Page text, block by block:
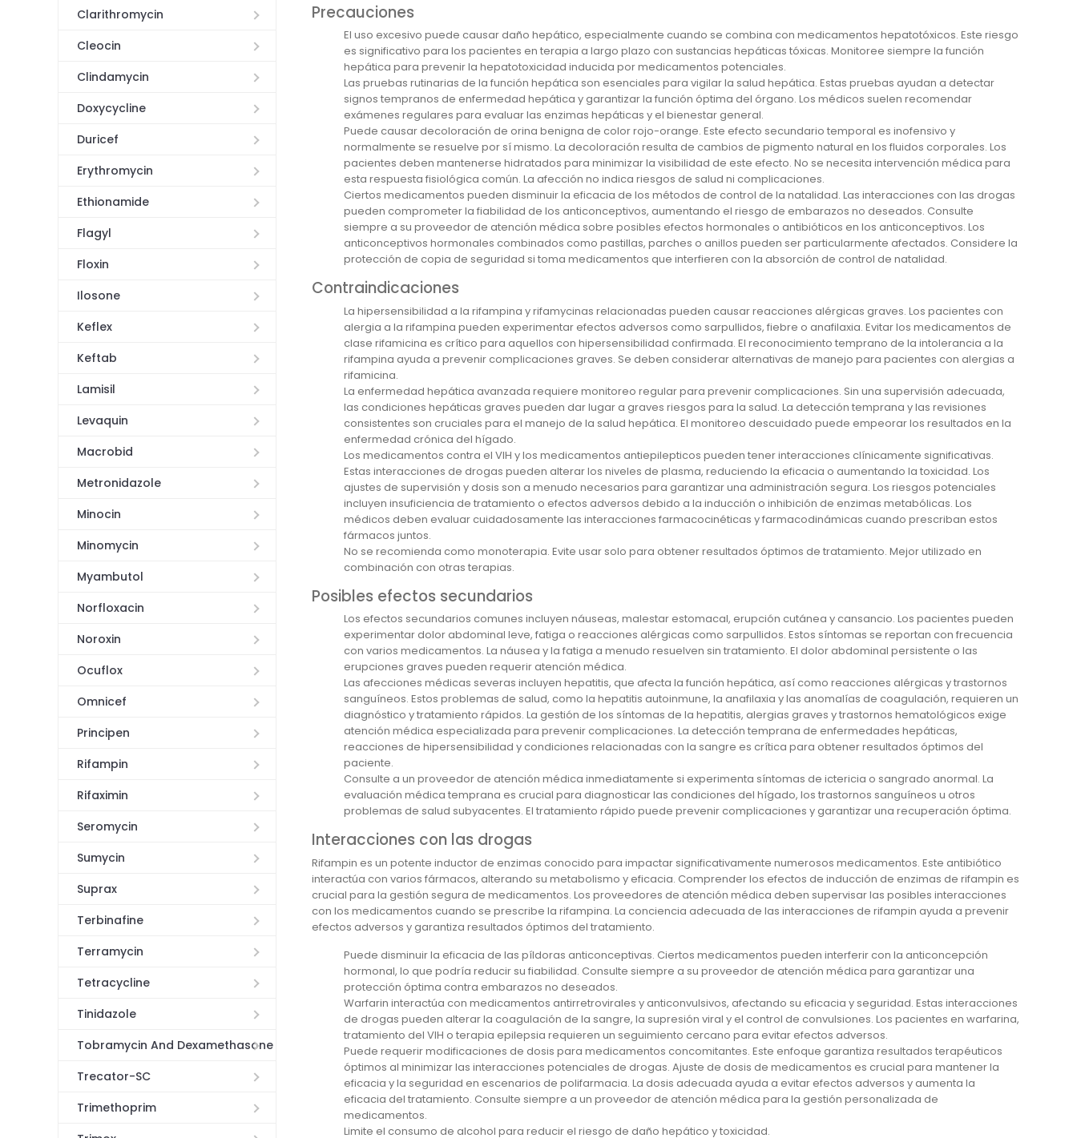
Clarithromycin
Cleocin
Clindamycin
Doxycycline
Duricef
Erythromycin
Ethionamide
Flagyl
Floxin
Ilosone
Keflex
Keftab
Lamisil
Levaquin
Macrobid
Metronidazole
Minocin
Minomycin
Myambutol
Norfloxacin
Noroxin
Ocuflox
Omnicef
Principen
Rifampin
Rifaximin
Seromycin
Sumycin
Suprax
Terbinafine
Terramycin
Tetracycline
Tinidazole
Tobramycin And Dexamethasone
Trecator-SC
Trimethoprim
Precauciones
El uso excesivo puede causar daño hepático, especialmente cuando se combina con medicamentos hepatotóxicos. Este riesgo
es significativo para los pacientes en terapia a largo plazo con sustancias hepáticas tóxicas. Monitoree siempre la función
hepática para prevenir la hepatotoxicidad inducida por medicamentos potenciales.
Las pruebas rutinarias de la función hepática son esenciales para vigilar la salud hepática. Estas pruebas ayudan a detectar
signos tempranos de enfermedad hepática y garantizar la función óptima del órgano. Los médicos suelen recomendar
exámenes regulares para evaluar las enzimas hepáticas y el bienestar general.
Puede causar decoloración de orina benigna de color rojo-orange. Este efecto secundario temporal es inofensivo y
normalmente se resuelve por sí mismo. La decoloración resulta de cambios de pigmento natural en los fluidos corporales. Los
pacientes deben mantenerse hidratados para minimizar la visibilidad de este efecto. No se necesita intervención médica para
esta respuesta fisiológica común. La afección no indica riesgos de salud ni complicaciones.
Ciertos medicamentos pueden disminuir la eficacia de los métodos de control de la natalidad. Las interacciones con las drogas
pueden comprometer la fiabilidad de los anticonceptivos, aumentando el riesgo de embarazos no deseados. Consulte
siempre a su proveedor de atención médica sobre posibles efectos hormonales o antibióticos en los anticonceptivos. Los
anticonceptivos hormonales combinados como pastillas, parches o anillos pueden ser particularmente afectados. Considere la
protección de copia de seguridad si toma medicamentos que interfieren con la absorción de control de natalidad.
Contraindicaciones
La hipersensibilidad a la rifampina y rifamycinas relacionadas pueden causar reacciones alérgicas graves. Los pacientes con
alergia a la rifampina pueden experimentar efectos adversos como sarpullidos, fiebre o anafilaxia. Evitar los medicamentos de
clase rifamicina es crítico para aquellos con hipersensibilidad confirmada. El reconocimiento temprano de la intolerancia a la
rifampina ayuda a prevenir complicaciones graves. Se deben considerar alternativas de manejo para pacientes con alergias a
rifamicina.
La enfermedad hepática avanzada requiere monitoreo regular para prevenir complicaciones. Sin una supervisión adecuada,
las condiciones hepáticas graves pueden dar lugar a graves riesgos para la salud. La detección temprana y las revisiones
consistentes son cruciales para el manejo de la salud hepática. El monitoreo descuidado puede empeorar los resultados en la
enfermedad crónica del hígado.
Los medicamentos contra el VIH y los medicamentos antiepilepticos pueden tener interacciones clínicamente significativas.
Estas interacciones de drogas pueden alterar los niveles de plasma, reduciendo la eficacia o aumentando la toxicidad. Los
ajustes de supervisión y dosis son a menudo necesarios para garantizar una administración segura. Los riesgos potenciales
incluyen insuficiencia de tratamiento o efectos adversos debido a la inducción o inhibición de enzimas metabólicas. Los
médicos deben evaluar cuidadosamente las interacciones farmacocinéticas y farmacodinámicas cuando prescriban estos
fármacos juntos.
No se recomienda como monoterapia. Evite usar solo para obtener resultados óptimos de tratamiento. Mejor utilizado en
combinación con otras terapias.
Posibles efectos secundarios
Los efectos secundarios comunes incluyen náuseas, malestar estomacal, erupción cutánea y cansancio. Los pacientes pueden
experimentar dolor abdominal leve, fatiga o reacciones alérgicas como sarpullidos. Estos síntomas se reportan con frecuencia
con varios medicamentos. La náusea y la fatiga a menudo resuelven sin tratamiento. El dolor abdominal persistente o las
erupciones graves pueden requerir atención médica.
Las afecciones médicas severas incluyen hepatitis, que afecta la función hepática, así como reacciones alérgicas y trastornos
sanguíneos. Estos problemas de salud, como la hepatitis autoinmune, la anafilaxia y las anomalías de coagulación, requieren un
diagnóstico y tratamiento rápidos. La gestión de los síntomas de la hepatitis, alergias graves y trastornos hematológicos exige
atención médica especializada para prevenir complicaciones. La detección temprana de enfermedades hepáticas,
reacciones de hipersensibilidad y condiciones relacionadas con la sangre es crítica para obtener resultados óptimos del
paciente.
Consulte a un proveedor de atención médica inmediatamente si experimenta síntomas de ictericia o sangrado anormal. La
evaluación médica temprana es crucial para diagnosticar las condiciones del hígado, los trastornos sanguíneos u otros
problemas de salud subyacentes. El tratamiento rápido puede prevenir complicaciones y garantizar una recuperación óptima.
Interacciones con las drogas
Rifampin es un potente inductor de enzimas conocido para impactar significativamente numerosos medicamentos. Este antibiótico
interactúa con varios fármacos, alterando su metabolismo y eficacia. Comprender los efectos de inducción de enzimas de rifampin es
crucial para la gestión segura de medicamentos. Los proveedores de atención médica deben supervisar las posibles interacciones
con los medicamentos cuando se prescribe la rifampina. La conciencia adecuada de las interacciones de rifampin ayuda a prevenir
efectos adversos y garantiza resultados óptimos del tratamiento.
Puede disminuir la eficacia de las píldoras anticonceptivas. Ciertos medicamentos pueden interferir con la anticoncepción
hormonal, lo que podría reducir su fiabilidad. Consulte siempre a su proveedor de atención médica para garantizar una
protección óptima contra embarazos no deseados.
Warfarin interactúa con medicamentos antirretrovirales y anticonvulsivos, afectando su eficacia y seguridad. Estas interacciones
de drogas pueden alterar la coagulación de la sangre, la supresión viral y el control de convulsiones. Los pacientes en warfarina,
tratamiento del VIH o terapia epilepsia requieren un seguimiento cercano para evitar efectos adversos.
Puede requerir modificaciones de dosis para medicamentos concomitantes. Este enfoque garantiza resultados terapéuticos
óptimos al minimizar las interacciones potenciales de drogas. Ajuste de dosis de medicamentos es crucial para mantener la
eficacia y la seguridad en escenarios de polifarmacia. La dosis adecuada ayuda a evitar efectos adversos y aumenta la
eficacia del tratamiento. Consulte siempre a un proveedor de atención médica para la gestión personalizada de
medicamentos.
Limite el consumo de alcohol para reducir el riesgo de daño hepático y toxicidad.